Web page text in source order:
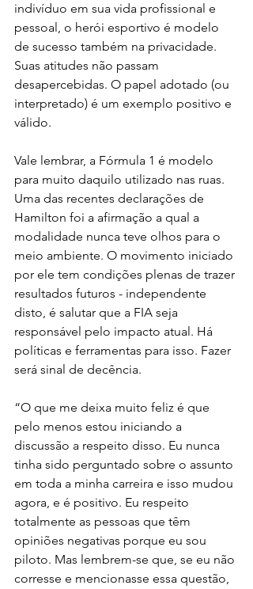
indivíduo em sua vida profissional e
pessoal, o herói esportivo é modelo
de sucesso também na privacidade.
Suas atitudes não passam
desapercebidas. O papel adotado (ou
interpretado) é um exemplo positivo e
válido.
Vale lembrar, a Fórmula 1 é modelo
para muito daquilo utilizado nas ruas.
Uma das recentes declarações de
Hamilton foi a afirmação a qual a
modalidade nunca teve olhos para o
meio ambiente. O movimento iniciado
por ele tem condições plenas de trazer
resultados futuros - independente
disto, é salutar que a FIA seja
responsável pelo impacto atual. Há
políticas e ferramentas para isso. Fazer
será sinal de decência.
“O que me deixa muito feliz é que
pelo menos estou iniciando a
discussão a respeito disso. Eu nunca
tinha sido perguntado sobre o assunto
em toda a minha carreira e isso mudou
agora, e é positivo. Eu respeito
totalmente as pessoas que têm
opiniões negativas porque eu sou
piloto. Mas lembrem-se que, se eu não
corresse e mencionasse essa questão,